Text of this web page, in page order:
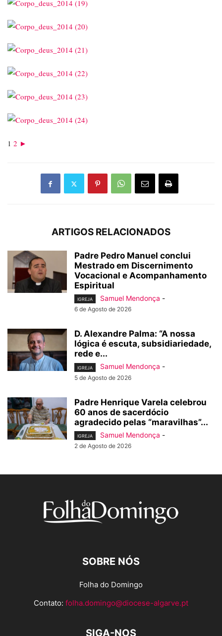
1 2 ►
ARTIGOS RELACIONADOS
Padre Pedro Manuel conclui
Mestrado em Discernimento
Vocacional e Acompanhamento
Espiritual
IGREJA Samuel Mendonça -
6 de Agosto de 2026
D. Alexandre Palma: “A nossa
lógica é escuta, subsidiariedade,
rede e...
IGREJA Samuel Mendonça -
5 de Agosto de 2026
Padre Henrique Varela celebrou
60 anos de sacerdócio
agradecido pelas “maravilhas”...
IGREJA Samuel Mendonça -
2 de Agosto de 2026
SOBRE NÓS
Folha do Domingo
Contato: folha.domingo@diocese-algarve.pt
SIGA-NOS